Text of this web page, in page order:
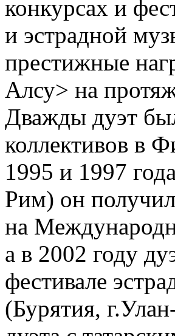
конкурсах и
и эстрадной
престижные
Алсу> на
Дважды дуэт
коллективов в
1995 и 1997
Рим) он
на
а в 2002 году
фестивале
(Бурятия,